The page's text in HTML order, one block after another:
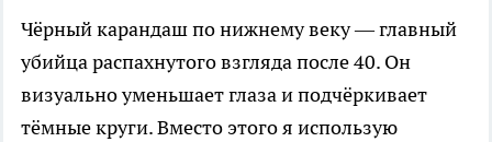
Чёрный карандаш по нижнему веку — главный
убийца распахнутого взгляда после 40. Он
визуально уменьшает глаза и подчёркивает
тёмные круги. Вместо этого я использую